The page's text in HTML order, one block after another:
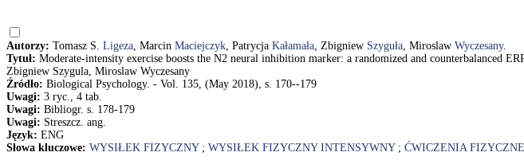
Autorzy: Tomasz S. Ligeza, Marcin Maciejczyk, Patrycja Kałamała, Zbigniew Szyguła, Miroslaw Wyczesany.
Tytuł: Moderate-intensity exercise boosts the N2 neural inhibition marker: a randomized and counterbalanced
Zbigniew Szygula, Miroslaw Wyczesany
Źródło: Biological Psychology. - Vol. 135, (May 2018), s. 170--179
Uwagi: 3 ryc., 4 tab.
Uwagi: Bibliogr. s. 178-179
Uwagi: Streszcz. ang.
Język: ENG
Słowa kluczowe: WYSIŁEK FIZYCZNY; WYSIŁEK FIZYCZNY INTENSYWNY; ĆWICZENIA FIZYCZNE